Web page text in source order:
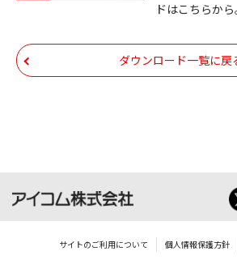
いは無償を問わず、第三者
使用させる事ができません
ダウンロードした取扱説明
の転用は一切出来ません。
ドはこちらから
ダウンロード一覧に戻
サイトのご利用について 個人情報保護方針